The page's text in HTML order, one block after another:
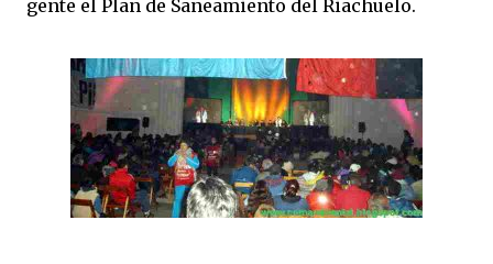
gente el Plan de Saneamiento del Riachuelo.